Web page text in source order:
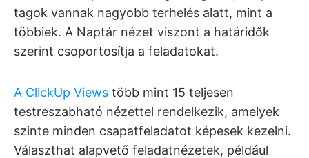
tagok vannak nagyobb terhelés alatt, mint a
többiek. A Naptár nézet viszont a határidők
szerint csoportosítja a feladatokat.
A ClickUp Views több mint 15 teljesen
testreszabható nézettel rendelkezik, amelyek
szinte minden csapatfeladatot képesek kezelni.
Választhat alapvető feladatnézetek, például